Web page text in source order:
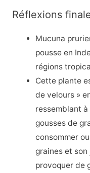
Réflexions
Mucuna
pousse en
régions
Cette plante
de velours »
ressemblant
gousses de
consommer
graines et
provoquer de